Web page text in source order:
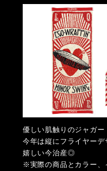
優しい肌触りのジャガー
今年は縦にフライヤーデ
嬉しい今治産◎
※実際の商品とカラー、